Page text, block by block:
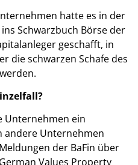
hatte es in der
Schwarzbuch Börse der
geschafft, in
die schwarzen Schafe des
Unternehmen ein
andere Unternehmen
der BaFin über
Values Property